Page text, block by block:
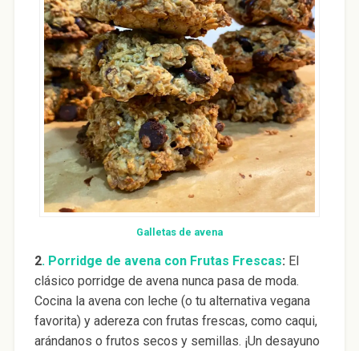
Galletas de avena
2. Porridge de avena con Frutas Frescas: El
clásico porridge de avena nunca pasa de moda.
Cocina la avena con leche (o tu alternativa vegana
favorita) y adereza con frutas frescas, como caqui,
arándanos o frutos secos y semillas. ¡Un desayuno